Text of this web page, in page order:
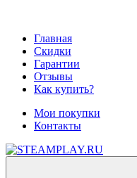
Главная
Скидки
Гарантии
Отзывы
Как купить?
Мои покупки
Контакты